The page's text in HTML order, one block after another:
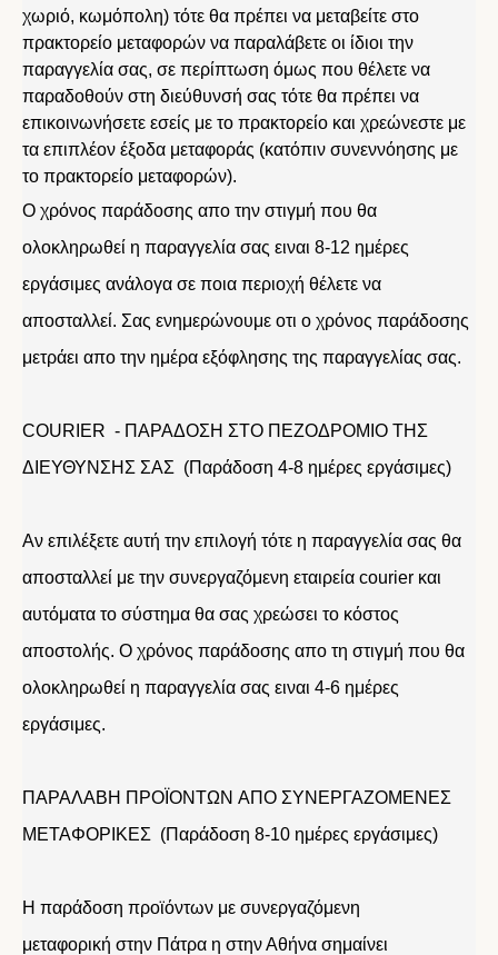
χωριό, κωμόπολη) τότε θα πρέπει να μεταβείτε στο
πρακτορείο μεταφορών να παραλάβετε οι ίδιοι την
παραγγελία σας, σε περίπτωση όμως που θέλετε να
παραδοθούν στη διεύθυνσή σας τότε θα πρέπει να
επικοινωνήσετε εσείς με το πρακτορείο και χρεώνεστε με
τα επιπλέον έξοδα μεταφοράς (κατόπιν συνεννόησης με
το πρακτορείο μεταφορών).
Ο χρόνος παράδοσης απο την στιγμή που θα
ολοκληρωθεί η παραγγελία σας ειναι 8-12 ημέρες
εργάσιμες ανάλογα σε ποια περιοχή θέλετε να
αποσταλλεί. Σας ενημερώνουμε οτι ο χρόνος παράδοσης
μετράει απο την ημέρα εξόφλησης της παραγγελίας σας.
COURIER - ΠΑΡΑΔΟΣΗ ΣΤΟ ΠΕΖΟΔΡΟΜΙΟ ΤΗΣ
ΔΙΕΥΘΥΝΣΗΣ ΣΑΣ (Παράδοση 4-8 ημέρες εργάσιμες)
Αν επιλέξετε αυτή την επιλογή τότε η παραγγελία σας θα
αποσταλλεί με την συνεργαζόμενη εταιρεία courier και
αυτόματα το σύστημα θα σας χρεώσει το κόστος
αποστολής. Ο χρόνος παράδοσης απο τη στιγμή που θα
ολοκληρωθεί η παραγγελία σας ειναι 4-6 ημέρες
εργάσιμες.
ΠΑΡΑΛΑΒΗ ΠΡΟΪΟΝΤΩΝ ΑΠΟ ΣΥΝΕΡΓΑΖΟΜΕΝΕΣ
ΜΕΤΑΦΟΡΙΚΕΣ (Παράδοση 8-10 ημέρες εργάσιμες)
Η παράδοση προϊόντων με συνεργαζόμενη
μεταφορική στην Πάτρα η στην Αθήνα σημαίνει